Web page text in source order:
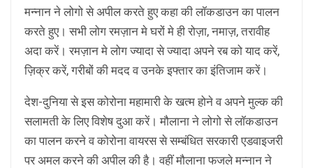
मन्नान ने लोगो से अपील करते हुए कहा की लॉकडाउन का पालन
करते हुए। सभी लोग रमज़ान मे घरों मे ही रोज़ा, नमाज़, तरावीह
अदा करें। रमज़ान मे लोग ज्यादा से ज्यादा अपने रब को याद करें,
ज़िक्र करें, गरीबों की मदद व उनके इफ्तार का इंतिजाम करें।
देश-दुनिया से इस कोरोना महामारी के खत्म होने व अपने मुल्क की
सलामती के लिए विशेष दुआ करें। मौलाना ने लोगो से लॉकडाउन
का पालन करने व कोरोना वायरस से सम्बंधित सरकारी एडवाइजरी
पर अमल करने की अपील की है। वहीं मौलाना फजले मन्नान ने